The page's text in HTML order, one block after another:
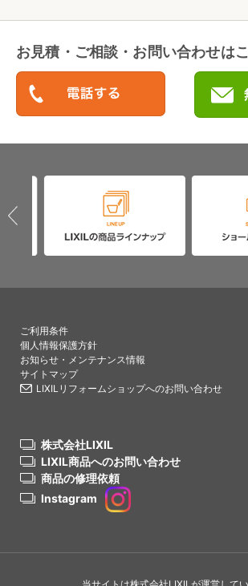
お見積・ご相談・お問い合わせは
ご利用条件
個人情報保護方針
お知らせ・メンテナンス情報
サイトマップ
LIXILリフォームショップへのお問い合わせ
株式会社LIXIL
LIXIL商品へのお問い合わせ
商品の修理依頼
Instagram